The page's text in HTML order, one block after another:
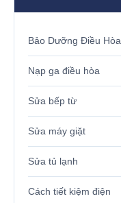
Bảo Dưỡng Điều Hòa
Nạp ga điều hòa
Sửa bếp từ
Sửa máy giặt
Sửa tủ lạnh
Cách tiết kiệm điện